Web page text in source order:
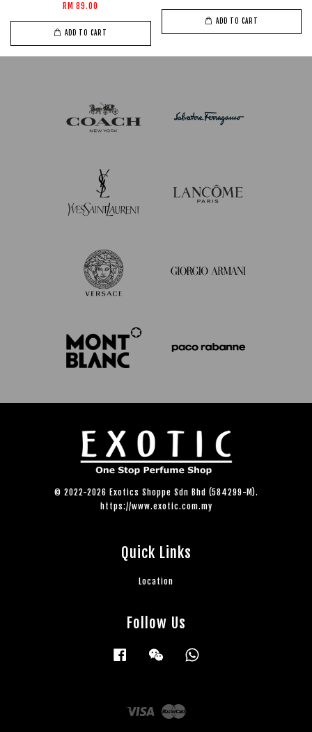
RM 89.00
ADD TO CART
ADD TO CART
© 2022-2026 Exotics Shoppe Sdn Bhd (584299-M).
https://www.exotic.com.my
Quick Links
Location
Follow Us
Facebook Wechat
Visa